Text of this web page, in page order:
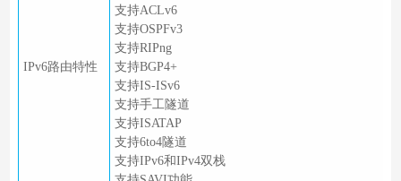
IPv6路由特性
支持ACLv6
支持OSPFv3
支持RIPng
支持BGP4+
支持IS-ISv6
支持手工隧道
支持ISATAP
支持6to4隧道
支持IPv6和IPv4双栈